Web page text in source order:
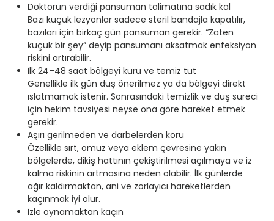
Doktorun verdiği pansuman talimatına sadık kal
Bazı küçük lezyonlar sadece steril bandajla kapatılır,
bazıları için birkaç gün pansuman gerekir. “Zaten
küçük bir şey” deyip pansumanı aksatmak enfeksiyon
riskini artırabilir.
İlk 24–48 saat bölgeyi kuru ve temiz tut
Genellikle ilk gün duş önerilmez ya da bölgeyi direkt
ıslatmamak istenir. Sonrasındaki temizlik ve duş süreci
için hekim tavsiyesi neyse ona göre hareket etmek
gerekir.
Aşırı gerilmeden ve darbelerden koru
Özellikle sırt, omuz veya eklem çevresine yakın
bölgelerde, dikiş hattının çekiştirilmesi açılmaya ve iz
kalma riskinin artmasına neden olabilir. İlk günlerde
ağır kaldırmaktan, ani ve zorlayıcı hareketlerden
kaçınmak iyi olur.
İzle oynamaktan kaçın